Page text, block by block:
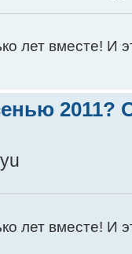
лет вместе! И
2011?
лет вместе! И